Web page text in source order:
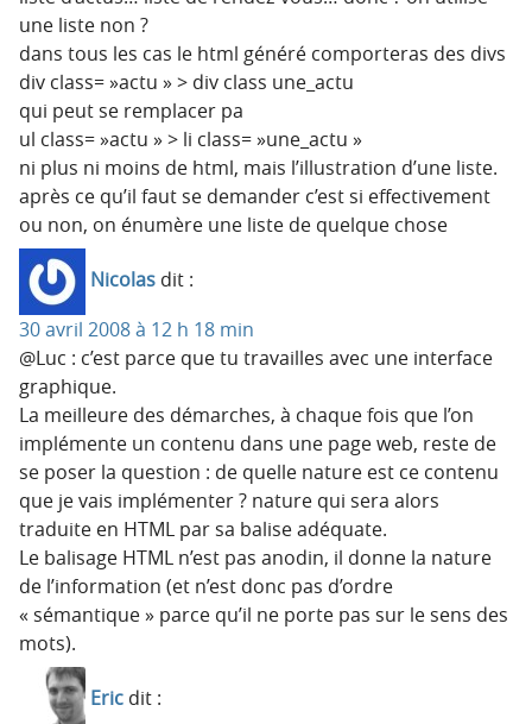
une liste non ?
dans tous les cas le html généré comporteras des divs
div class= »actu » > div class une_actu
qui peut se remplacer pa
ul class= »actu » > li class= »une_actu »
ni plus ni moins de html, mais l’illustration d’une liste.
après ce qu’il faut se demander c’est si effectivement
ou non, on énumère une liste de quelque chose
Nicolas dit :
30 avril 2008 à 12 h 18 min
@Luc : c’est parce que tu travailles avec une interface
graphique.
La meilleure des démarches, à chaque fois que l’on
implémente un contenu dans une page web, reste de
se poser la question : de quelle nature est ce contenu
que je vais implémenter ? nature qui sera alors
traduite en HTML par sa balise adéquate.
Le balisage HTML n’est pas anodin, il donne la nature
de l’information (et n’est donc pas d’ordre
« sémantique » parce qu’il ne porte pas sur le sens des
mots).
Eric dit :